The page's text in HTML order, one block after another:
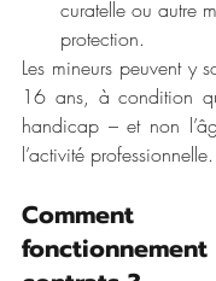
curatelle ou autre
protection.
Les mineurs peuvent y
16 ans, à condition
handicap – et non
l’activité professionnelle.